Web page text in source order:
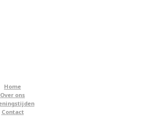
Home
Over ons
Contact